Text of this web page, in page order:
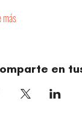
más
en